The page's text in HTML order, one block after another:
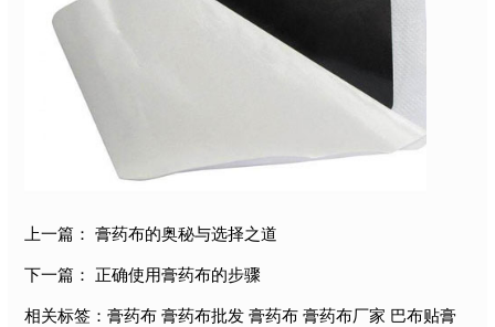
上一篇： 膏药布的奥秘与选择之道
下一篇： 正确使用膏药布的步骤
相关标签： 膏药布 膏药布批发 膏药布 膏药布厂家 巴布贴膏